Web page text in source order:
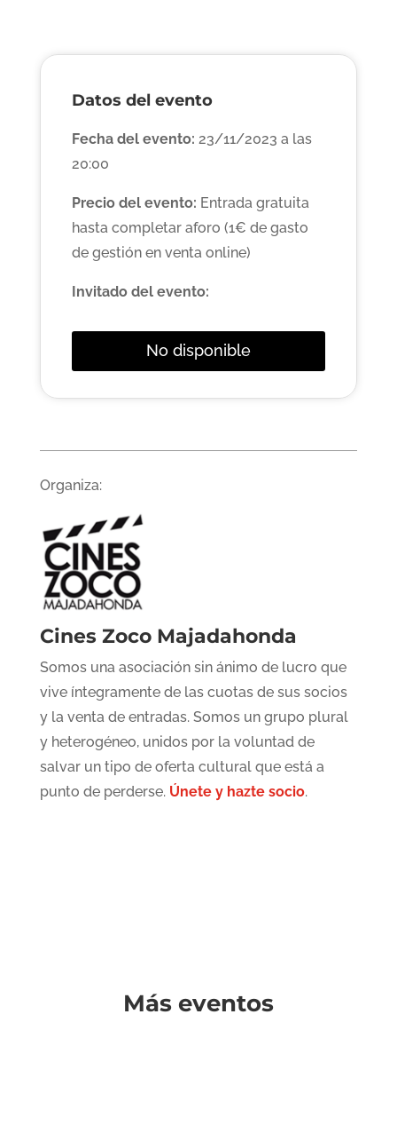
Datos del evento
Fecha del evento: 23/11/2023 a las
20:00
Precio del evento: Entrada gratuita
hasta completar aforo (1€ de gasto
de gestión en venta online)
Invitado del evento:
No disponible
Organiza:
Cines Zoco Majadahonda
Somos una asociación sin ánimo de lucro que
vive íntegramente de las cuotas de sus socios
y la venta de entradas. Somos un grupo plural
y heterogéneo, unidos por la voluntad de
salvar un tipo de oferta cultural que está a
punto de perderse. Únete y hazte socio.
Más eventos